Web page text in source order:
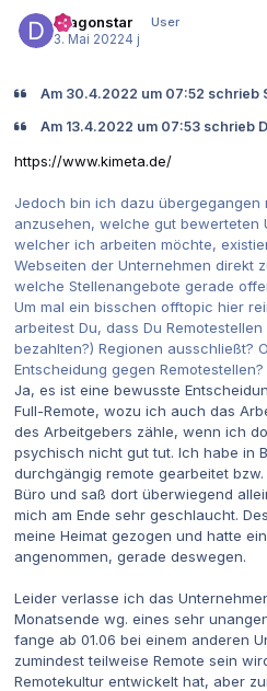
Dragonstar
User
3. Mai 20224 j
Am 30.4.2022 um 07:52 schrieb
Am 13.4.2022 um 07:53 schrieb
https://www.kimeta.de/
Jedoch bin ich dazu übergegangen
anzusehen, welche gut bewerteten
welcher ich arbeiten möchte,
Webseiten der Unternehmen direkt
welche Stellenangebote gerade
Um mal ein bisschen offtopic hier
arbeitest Du, dass Du
bezahlten?) Regionen ausschließt?
Entscheidung gegen
Ja, es ist eine bewusste
Full-Remote, wozu ich auch das
des Arbeitgebers zähle, wenn ich
psychisch nicht gut tut. Ich habe in
durchgängig remote gearbeitet
Büro und saß dort überwiegend
mich am Ende sehr geschlaucht.
meine Heimat gezogen und hatte
angenommen, gerade deswegen.
Leider verlasse ich das
Monatsende wg. eines sehr
fange ab 01.06 bei einem anderen
zumindest teilweise Remote sein
Remotekultur entwickelt hat, aber